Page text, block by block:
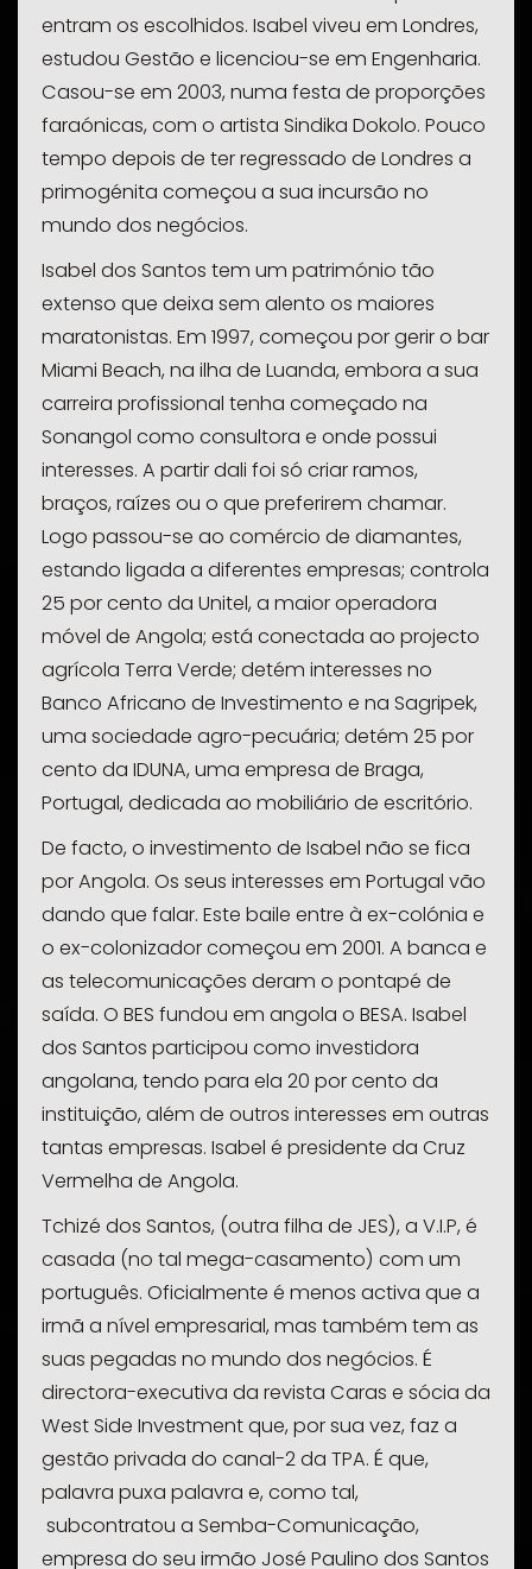
entram os escolhidos. Isabel viveu em Londres,
estudou Gestão e licenciou-se em Engenharia.
Casou-se em 2003, numa festa de proporções
faraónicas, com o artista Sindika Dokolo. Pouco
tempo depois de ter regressado de Londres a
primogénita começou a sua incursão no
mundo dos negócios.
Isabel dos Santos tem um património tão
extenso que deixa sem alento os maiores
maratonistas. Em 1997, começou por gerir o bar
Miami Beach, na ilha de Luanda, embora a sua
carreira profissional tenha começado na
Sonangol como consultora e onde possui
interesses. A partir dali foi só criar ramos,
braços, raízes ou o que preferirem chamar.
Logo passou-se ao comércio de diamantes,
estando ligada a diferentes empresas; controla
25 por cento da Unitel, a maior operadora
móvel de Angola; está conectada ao projecto
agrícola Terra Verde; detém interesses no
Banco Africano de Investimento e na Sagripek,
uma sociedade agro-pecuária; detém 25 por
cento da IDUNA, uma empresa de Braga,
Portugal, dedicada ao mobiliário de escritório.
De facto, o investimento de Isabel não se fica
por Angola. Os seus interesses em Portugal vão
dando que falar. Este baile entre à ex-colónia e
o ex-colonizador começou em 2001. A banca e
as telecomunicações deram o pontapé de
saída. O BES fundou em angola o BESA. Isabel
dos Santos participou como investidora
angolana, tendo para ela 20 por cento da
instituição, além de outros interesses em outras
tantas empresas. Isabel é presidente da Cruz
Vermelha de Angola.
Tchizé dos Santos, (outra filha de JES), a V.I.P, é
casada (no tal mega-casamento) com um
português. Oficialmente é menos activa que a
irmã a nível empresarial, mas também tem as
suas pegadas no mundo dos negócios. É
directora-executiva da revista Caras e sócia da
West Side Investment que, por sua vez, faz a
gestão privada do canal-2 da TPA. É que,
palavra puxa palavra e, como tal,
subcontratou a Semba-Comunicação,
empresa do seu irmão José Paulino dos Santos